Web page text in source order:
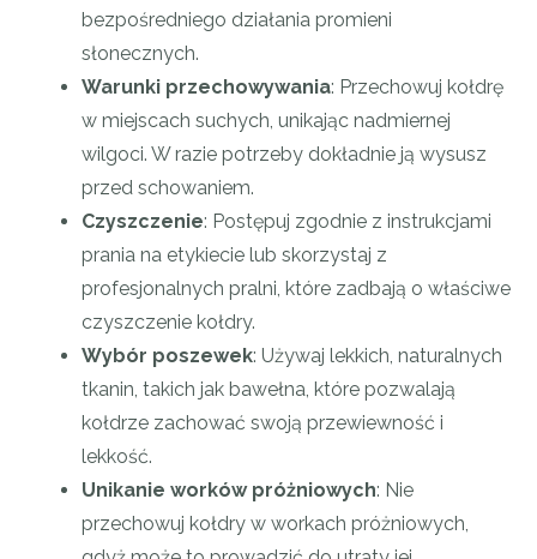
bezpośredniego działania promieni
słonecznych.
Warunki przechowywania: Przechowuj kołdrę
w miejscach suchych, unikając nadmiernej
wilgoci. W razie potrzeby dokładnie ją wysusz
przed schowaniem.
Czyszczenie: Postępuj zgodnie z instrukcjami
prania na etykiecie lub skorzystaj z
profesjonalnych pralni, które zadbają o właściwe
czyszczenie kołdry.
Wybór poszewek: Używaj lekkich, naturalnych
tkanin, takich jak bawełna, które pozwalają
kołdrze zachować swoją przewiewność i
lekkość.
Unikanie worków próżniowych: Nie
przechowuj kołdry w workach próżniowych,